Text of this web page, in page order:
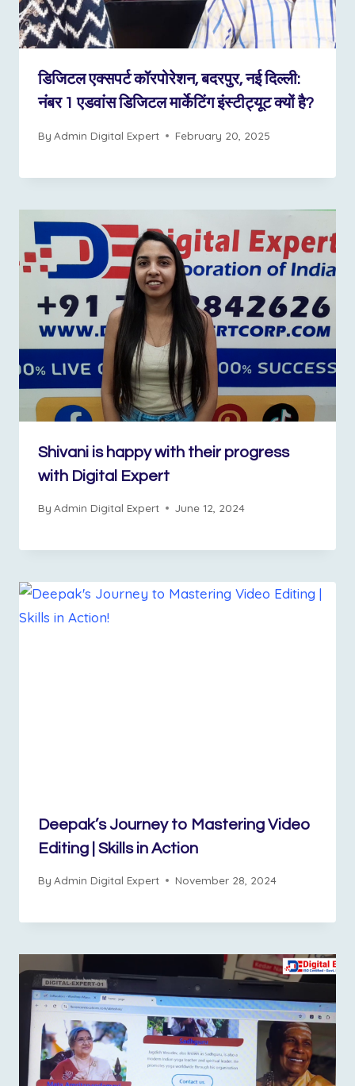
डिजिटल एक्सपर्ट कॉरपोरेशन, बदरपुर, नई दिल्ली:
नंबर 1 एडवांस डिजिटल मार्केटिंग इंस्टीट्यूट क्यों है?
By Admin Digital Expert February 20, 2025
Shivani is happy with their progress
with Digital Expert
By Admin Digital Expert June 12, 2024
Deepak’s Journey to Mastering Video
Editing | Skills in Action
By Admin Digital Expert November 28, 2024